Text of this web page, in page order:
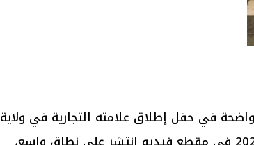
في حفل إطلاق علامته التجارية في ولاية